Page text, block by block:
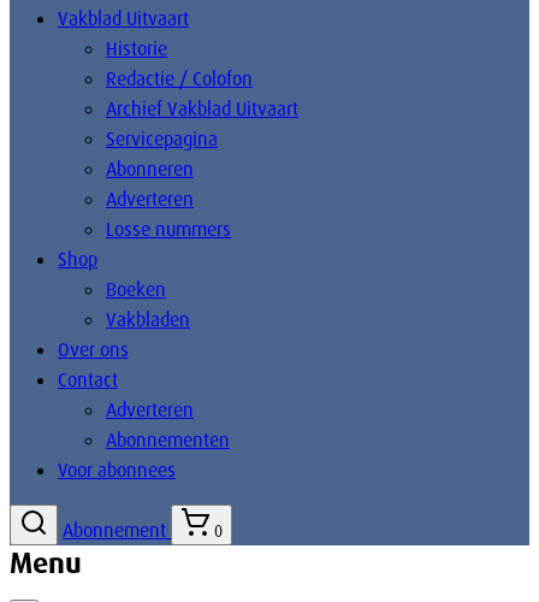
Vakblad Uitvaart
Historie
Redactie / Colofon
Archief Vakblad Uitvaart
Servicepagina
Abonneren
Adverteren
Losse nummers
Shop
Boeken
Vakbladen
Over ons
Contact
Adverteren
Abonnementen
Voor abonnees
Abonnement 0
Menu